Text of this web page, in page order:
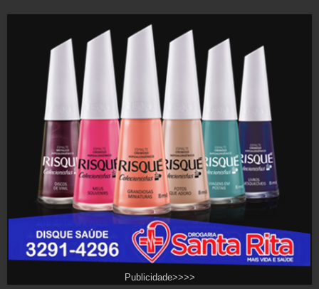
Publicidade>>>>